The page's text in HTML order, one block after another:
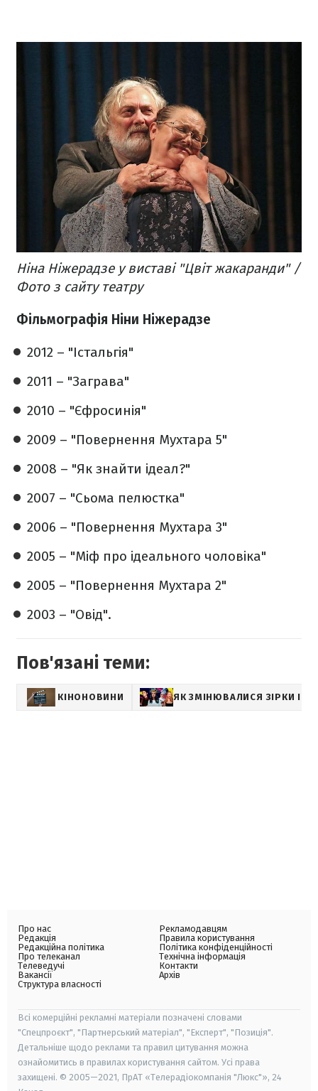
Ніна Ніжерадзе у виставі "Цвіт жакаранди" /
Фото з сайту театру
Фільмографія Ніни Ніжерадзе
2012 – "Істальгія"
2011 – "Заграва"
2010 – "Єфросинія"
2009 – "Повернення Мухтара 5"
2008 – "Як знайти ідеал?"
2007 – "Сьома пелюстка"
2006 – "Повернення Мухтара 3"
2005 – "Міф про ідеального чоловіка"
2005 – "Повернення Мухтара 2"
2003 – "Овід".
Пов'язані теми:
КІНОНОВИНИ ЯК ЗМІНЮВАЛИСЯ ЗІРКИ І
Про нас
Редакція
Редакційна політика
Про телеканал
Телеведучі
Вакансії
Структура власності
Рекламодавцям
Правила користування
Політика конфіденційності
Технічна інформація
Контакти
Архів
Всі комерційні рекламні матеріали позначені словами
"Спецпроєкт", "Партнерський матеріал", "Експерт", "Позиція".
Детальніше щодо реклами та правил цитування можна
ознайомитись в правилах користування сайтом. Усі права
захищені. © 2005—2021, ПрАТ «Телерадіокомпанія "Люкс"», 24